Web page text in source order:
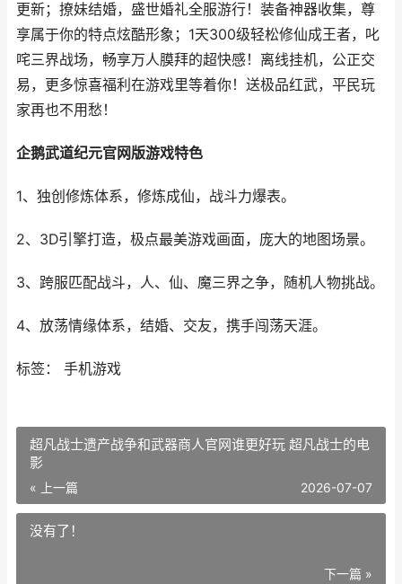
更新；撩妹结婚，盛世婚礼全服游行！装备神器收集，尊
享属于你的特点炫酷形象；1天300级轻松修仙成王者，叱
咤三界战场，畅享万人膜拜的超快感！离线挂机，公正交
易，更多惊喜福利在游戏里等着你！送极品红武，平民玩
家再也不用愁！
企鹅武道纪元官网版游戏特色
1、独创修炼体系，修炼成仙，战斗力爆表。
2、3D引擎打造，极点最美游戏画面，庞大的地图场景。
3、跨服匹配战斗，人、仙、魔三界之争，随机人物挑战。
4、放荡情缘体系，结婚、交友，携手闯荡天涯。
标签： 手机游戏
超凡战士遗产战争和武器商人官网谁更好玩 超凡战士的电
影
« 上一篇 2026-07-07
没有了！
下一篇 »